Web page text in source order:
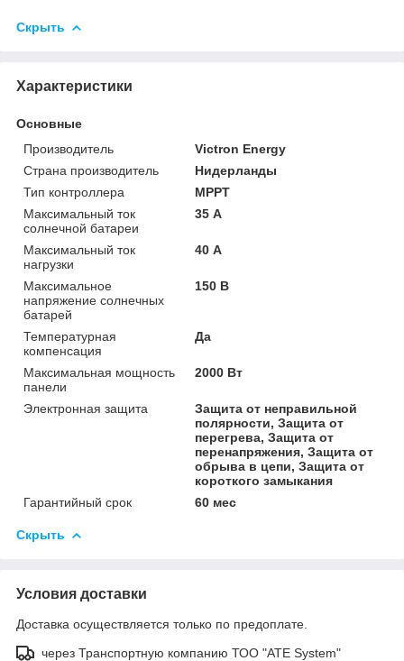
Скрыть
Характеристики
Основные
Производитель
Victron Energy
Страна производитель
Нидерланды
Тип контроллера
MPPT
Максимальный ток
солнечной батареи
35 А
Максимальный ток
нагрузки
40 А
Максимальное
напряжение солнечных
батарей
150 В
Температурная
компенсация
Да
Максимальная мощность
панели
2000 Вт
Электронная защита
Защита от неправильной
полярности, Защита от
перегрева, Защита от
перенапряжения, Защита от
обрыва в цепи, Защита от
короткого замыкания
Гарантийный срок
60 мес
Скрыть
Условия доставки
Доставка осуществляется только по предоплате.
через Транспортную компанию ТОО "ATE System"